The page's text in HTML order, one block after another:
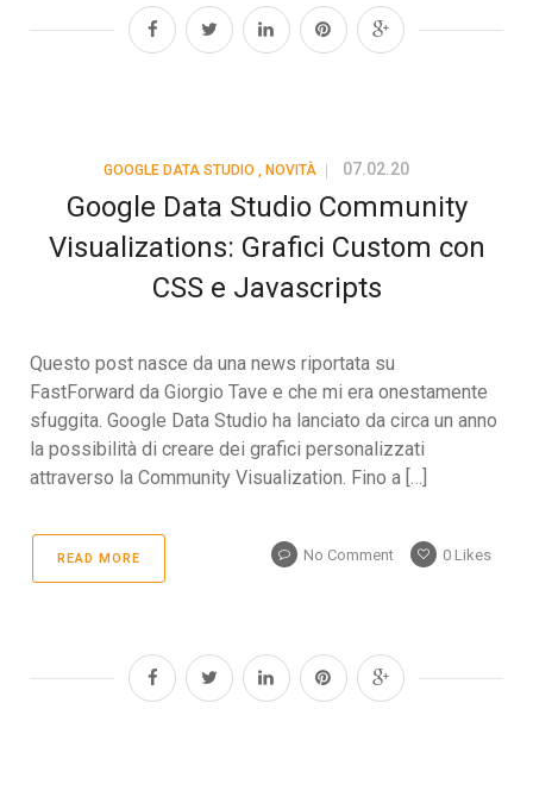
GOOGLE DATA STUDIO, NOVITÀ 07.02.20
Google Data Studio Community
Visualizations: Grafici Custom con
CSS e Javascripts
Questo post nasce da una news riportata su
FastForward da Giorgio Tave e che mi era onestamente
sfuggita. Google Data Studio ha lanciato da circa un anno
la possibilità di creare dei grafici personalizzati
attraverso la Community Visualization. Fino a […]
READ MORE No Comment 0 Likes